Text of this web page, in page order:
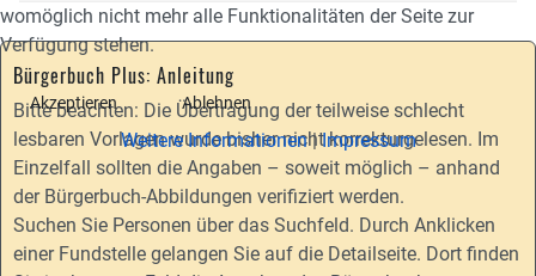
Bürgerbuch Plus: Anleitung
Bitte beachten: Die Übertragung der teilweise schlecht
lesbaren Vorlagen wurde bisher nicht korrekturgelesen. Im
Einzelfall sollten die Angaben – soweit möglich – anhand
der Bürgerbuch-Abbildungen verifiziert werden.
Suchen Sie Personen über das Suchfeld. Durch Anklicken
einer Fundstelle gelangen Sie auf die Detailseite. Dort finden
womöglich nicht mehr alle Funktionalitäten der Seite zur
Verfügung stehen.
Akzeptieren Ablehnen
Weitere Informationen|Impressum